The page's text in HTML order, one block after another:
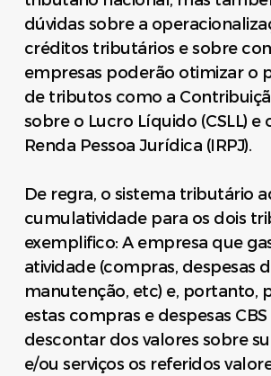
dúvidas sobre a
créditos tributários e sobre
empresas poderão otimizar o
de tributos como a
sobre o Lucro Líquido (CSLL)
Renda Pessoa Jurídica (IRPJ).
De regra, o sistema tributário
cumulatividade para os dois
exemplifico: A empresa que
atividade (compras, despesas
manutenção, etc) e, portanto,
estas compras e despesas
descontar dos valores sobre
e/ou serviços os referidos